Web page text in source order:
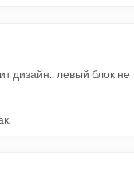
дизайн.. левый блок не